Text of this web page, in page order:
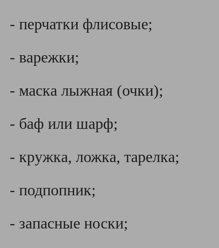
- перчатки флисовые;
- варежки;
- маска лыжная (очки);
- баф или шарф;
- кружка, ложка, тарелка;
- подпопник;
- запасные носки;